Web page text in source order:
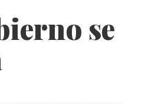
se